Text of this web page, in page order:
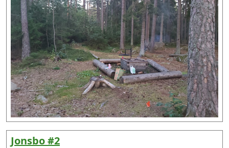
Jonsbo #2